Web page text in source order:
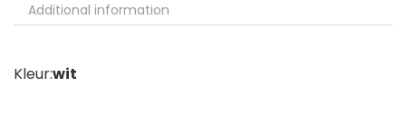
Additional information
Kleur:wit